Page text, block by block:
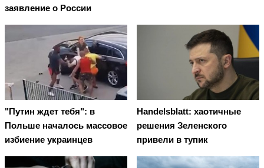
заявление о России
"Путин ждет тебя": в
Польше началось массовое
избиение украинцев
Handelsblatt: хаотичные
решения Зеленского
привели в тупик